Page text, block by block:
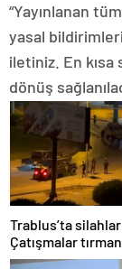
“Yayınlanan
yasal
iletiniz. En
dönüş
Trablus’ta
Çatışmalar
alarmda